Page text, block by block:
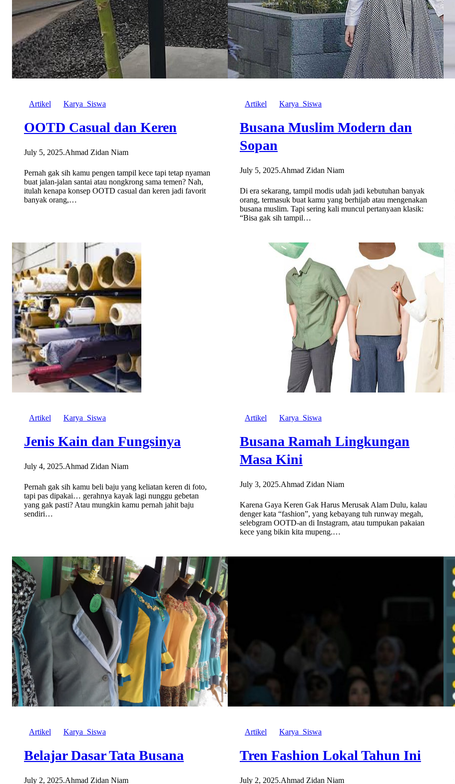
Artikel Karya_Siswa
OOTD Casual dan Keren
July 5, 2025.Ahmad Zidan Niam
Pernah gak sih kamu pengen tampil kece tapi tetap nyaman
buat jalan-jalan santai atau nongkrong sama temen? Nah,
itulah kenapa konsep OOTD casual dan keren jadi favorit
banyak orang,…
Artikel Karya_Siswa
Busana Muslim Modern dan
Sopan
July 5, 2025.Ahmad Zidan Niam
Di era sekarang, tampil modis udah jadi kebutuhan banyak
orang, termasuk buat kamu yang berhijab atau mengenakan
busana muslim. Tapi sering kali muncul pertanyaan klasik:
“Bisa gak sih tampil…
Artikel Karya_Siswa
Jenis Kain dan Fungsinya
July 4, 2025.Ahmad Zidan Niam
Pernah gak sih kamu beli baju yang keliatan keren di foto,
tapi pas dipakai… gerahnya kayak lagi nunggu gebetan
yang gak pasti? Atau mungkin kamu pernah jahit baju
sendiri…
Artikel Karya_Siswa
Busana Ramah Lingkungan
Masa Kini
July 3, 2025.Ahmad Zidan Niam
Karena Gaya Keren Gak Harus Merusak Alam Dulu, kalau
denger kata “fashion”, yang kebayang tuh runway megah,
selebgram OOTD-an di Instagram, atau tumpukan pakaian
kece yang bikin kita mupeng.…
Artikel Karya_Siswa
Belajar Dasar Tata Busana
July 2, 2025.Ahmad Zidan Niam
Artikel Karya_Siswa
Tren Fashion Lokal Tahun Ini
July 2, 2025.Ahmad Zidan Niam